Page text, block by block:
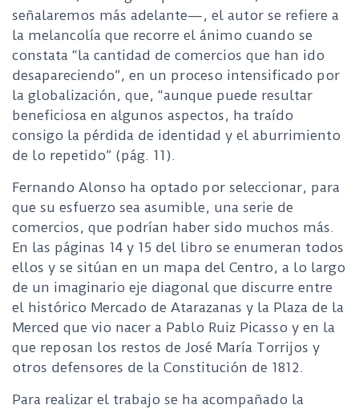
señalaremos más adelante—, el autor se refiere a
la melancolía que recorre el ánimo cuando se
constata “la cantidad de comercios que han ido
desapareciendo”, en un proceso intensificado por
la globalización, que, “aunque puede resultar
beneficiosa en algunos aspectos, ha traído
consigo la pérdida de identidad y el aburrimiento
de lo repetido” (pág. 11).
Fernando Alonso ha optado por seleccionar, para
que su esfuerzo sea asumible, una serie de
comercios, que podrían haber sido muchos más.
En las páginas 14 y 15 del libro se enumeran todos
ellos y se sitúan en un mapa del Centro, a lo largo
de un imaginario eje diagonal que discurre entre
el histórico Mercado de Atarazanas y la Plaza de la
Merced que vio nacer a Pablo Ruiz Picasso y en la
que reposan los restos de José María Torrijos y
otros defensores de la Constitución de 1812.
Para realizar el trabajo se ha acompañado la